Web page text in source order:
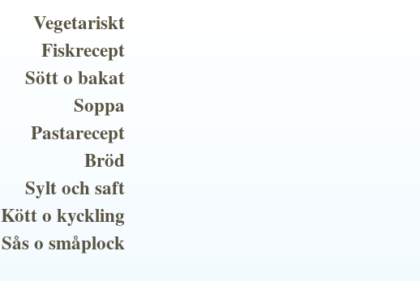
Vegetariskt
Fiskrecept
Sött o bakat
Soppa
Pastarecept
Bröd
Sylt och saft
Kött o kyckling
Sås o småplock